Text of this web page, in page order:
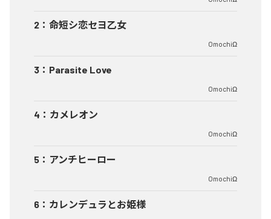
2 ： 命短シ恋セヨ乙女
OmochiΩ
3 ： Parasite Love
OmochiΩ
4 ： カメレオン
OmochiΩ
5 ： アンチヒーロー
OmochiΩ
6 ： カレンデュラとお姫様